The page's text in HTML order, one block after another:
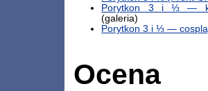
Porytkon 3 i ⅓ —
(galeria)
Porytkon 3 i ⅓ —
Ocena